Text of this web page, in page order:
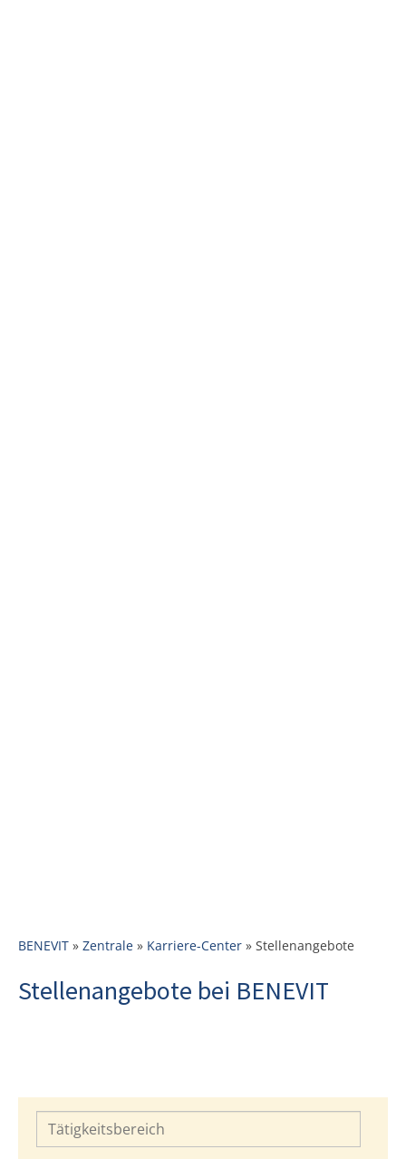
BENEVIT » Zentrale » Karriere-Center » Stellenangebote
Stellenangebote bei BENEVIT